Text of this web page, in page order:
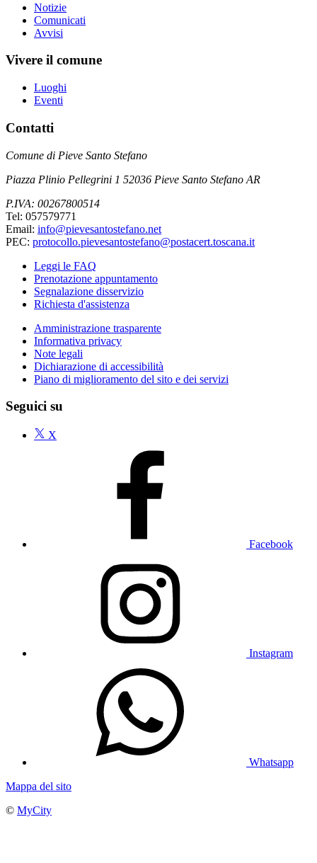
Notizie
Comunicati
Avvisi
Vivere il comune
Luoghi
Eventi
Contatti
Comune di Pieve Santo Stefano
Piazza Plinio Pellegrini 1 52036 Pieve Santo Stefano AR
P.IVA: 00267800514
Tel: 057579771
Email: info@pievesantostefano.net
PEC: protocollo.pievesantostefano@postacert.toscana.it
Leggi le FAQ
Prenotazione appuntamento
Segnalazione disservizio
Richiesta d'assistenza
Amministrazione trasparente
Informativa privacy
Note legali
Dichiarazione di accessibilità
Piano di miglioramento del sito e dei servizi
Seguici su
X
Facebook
Instagram
Whatsapp
Mappa del sito
© MyCity